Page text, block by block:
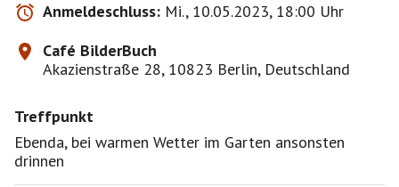
Anmeldeschluss: Mi., 10.05.2023, 18:00 Uhr
Café BilderBuch
Akazienstraße 28, 10823 Berlin, Deutschland
Treffpunkt
Ebenda, bei warmen Wetter im Garten ansonsten
drinnen